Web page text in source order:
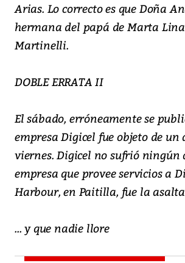
Arias. Lo correcto es que Doña
hermana del papá de Marta
Martinelli.
DOBLE ERRATA II
El sábado, erróneamente se
empresa Digicel fue objeto de un
viernes. Digicel no sufrió ningún
empresa que provee servicios a
Harbour, en Paitilla, fue la
... y que nadie llore